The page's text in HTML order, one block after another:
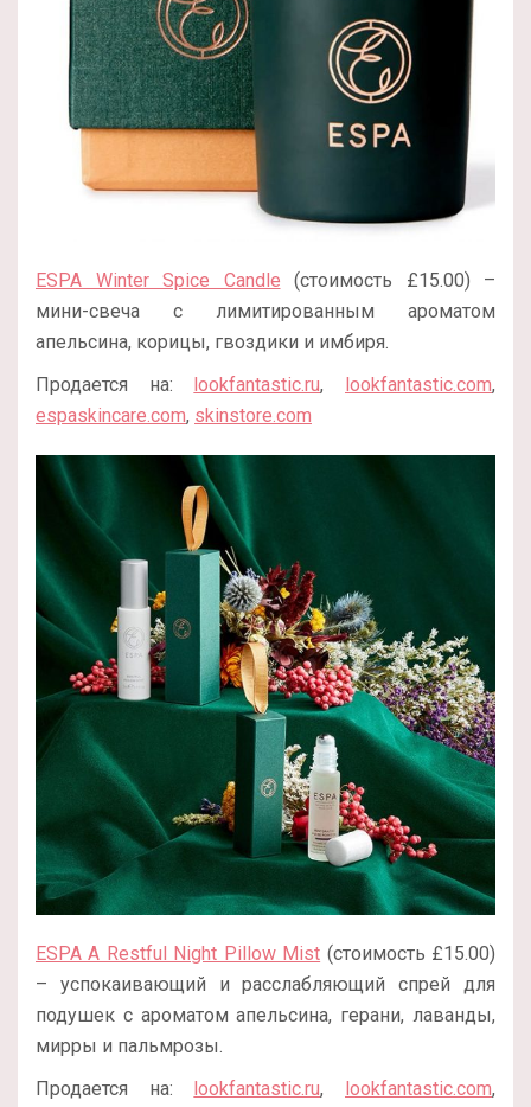
ESPA Winter Spice Candle (стоимость £15.00) –
мини-свеча с лимитированным ароматом
апельсина, корицы, гвоздики и имбиря.
Продается на: lookfantastic.ru, lookfantastic.com,
espaskincare.com, skinstore.com
ESPA A Restful Night Pillow Mist (стоимость £15.00)
– успокаивающий и расслабляющий спрей для
подушек с ароматом апельсина, герани, лаванды,
мирры и пальмрозы.
Продается на: lookfantastic.ru, lookfantastic.com,